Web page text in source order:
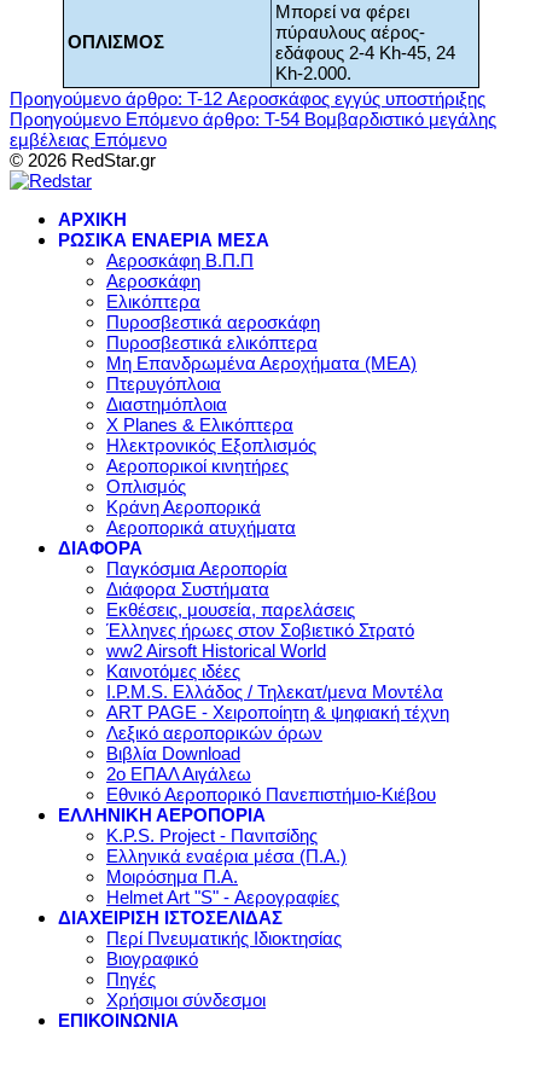
ΟΠΛΙΣΜΟΣ
Μπορεί να φέρει
πύραυλους αέρος-
εδάφους 2-4 Kh-45, 24
Kh-2.000.
Προηγούμενο άρθρο: T-12 Αεροσκάφος εγγύς υποστήριξης
Προηγούμενο Επόμενο άρθρο: T-54 Βομβαρδιστικό μεγάλης
εμβέλειας Επόμενο
© 2026 RedStar.gr
ΑΡΧΙΚΗ
ΡΩΣΙΚΑ ΕΝΑΕΡΙΑ ΜΕΣΑ
Αεροσκάφη Β.Π.Π
Αεροσκάφη
Ελικόπτερα
Πυροσβεστικά αεροσκάφη
Πυροσβεστικά ελικόπτερα
Μη Επανδρωμένα Αεροχήματα (ΜΕΑ)
Πτερυγόπλοια
Διαστημόπλοια
X Planes & Ελικόπτερα
Ηλεκτρονικός Εξοπλισμός
Αεροπορικοί κινητήρες
Οπλισμός
Κράνη Αεροπορικά
Αεροπορικά ατυχήματα
ΔΙΑΦΟΡΑ
Παγκόσμια Αεροπορία
Διάφορα Συστήματα
Εκθέσεις, μουσεία, παρελάσεις
Έλληνες ήρωες στον Σοβιετικό Στρατό
ww2 Airsoft Historical World
Καινοτόμες ιδέες
I.P.M.S. Ελλάδος / Τηλεκατ/μενα Μοντέλα
ART PAGE - Χειροποίητη & ψηφιακή τέχνη
Λεξικό αεροπορικών όρων
Βιβλία Download
2ο ΕΠΑΛ Αιγάλεω
Εθνικό Αεροπορικό Πανεπιστήμιο-Κιέβου
ΕΛΛΗΝΙΚΗ ΑΕΡΟΠΟΡΙΑ
K.P.S. Project - Πανιτσίδης
Ελληνικά εναέρια μέσα (Π.Α.)
Μοιρόσημα Π.Α.
Helmet Art "S" - Αερογραφίες
ΔΙΑΧΕΙΡΙΣΗ ΙΣΤΟΣΕΛΙΔΑΣ
Περί Πνευματικής Ιδιοκτησίας
Βιογραφικό
Πηγές
Χρήσιμοι σύνδεσμοι
ΕΠΙΚΟΙΝΩΝΙΑ